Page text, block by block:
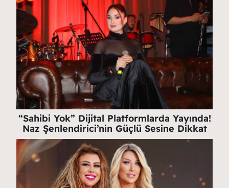
“Sahibi Yok” Dijital Platformlarda Yayında!
Naz Şenlendirici’nin Güçlü Sesine Dikkat